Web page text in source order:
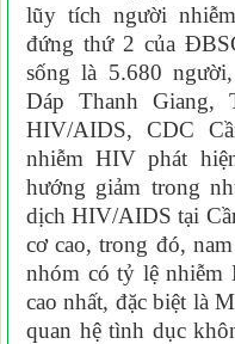
lũy tích người
đứng thứ 2 của
sống là 5.680
Dáp Thanh Giang,
HIV/AIDS, CDC
nhiễm HIV phát
hướng giảm trong
dịch HIV/AIDS tại
cơ cao, trong đó,
nhóm có tỷ lệ
cao nhất, đặc biệt là
quan hệ tình dục